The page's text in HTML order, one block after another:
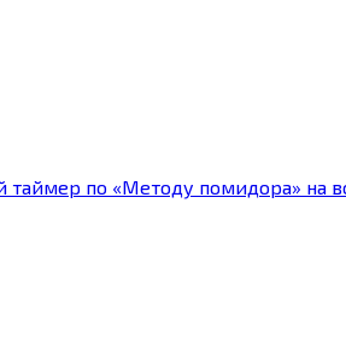
таймер по «Методу помидора» на